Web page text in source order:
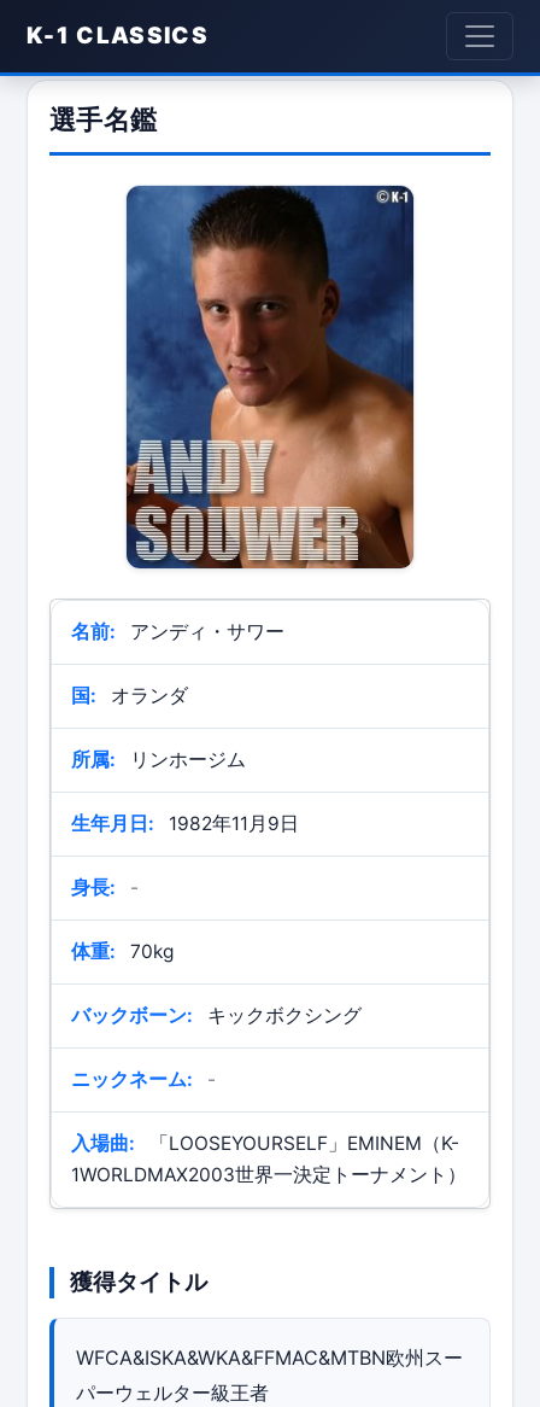
K-1 CLASSICS
選手名鑑
名前: アンディ・サワー
国: オランダ
所属: リンホージム
生年月日: 1982年11月9日
身長: -
体重: 70kg
バックボーン: キックボクシング
ニックネーム: -
入場曲:
「LOOSEYOURSELF」EMINEM（K-
1WORLDMAX2003世界一決定トーナメント）
獲得タイトル
WFCA&ISKA&WKA&FFMAC&MTBN欧州スー
パーウェルター級王者